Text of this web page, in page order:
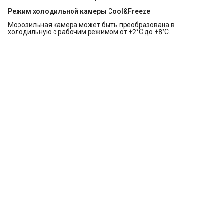
Режим холодильной камеры Cool&Freeze
Морозильная камера может быть преобразована в
холодильную с рабочим режимом от +2°C до +8°C.